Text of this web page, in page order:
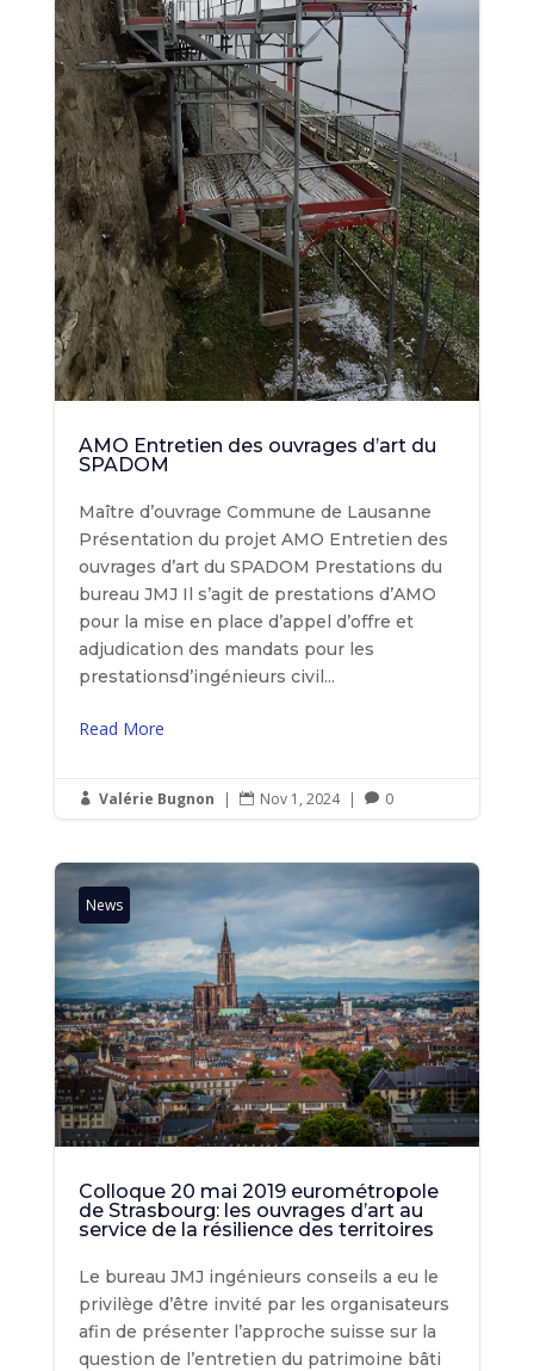
AMO Entretien des ouvrages d’art du
SPADOM
Maître d’ouvrage Commune de Lausanne
Présentation du projet AMO Entretien des
ouvrages d’art du SPADOM Prestations du
bureau JMJ Il s’agit de prestations d’AMO
pour la mise en place d’appel d’offre et
adjudication des mandats pour les
prestationsd’ingénieurs civil...
Read More
 Valérie Bugnon |  Nov 1, 2024 |  0
News
Colloque 20 mai 2019 eurométropole
de Strasbourg: les ouvrages d’art au
service de la résilience des territoires
Le bureau JMJ ingénieurs conseils a eu le
privilège d’être invité par les organisateurs
afin de présenter l’approche suisse sur la
question de l’entretien du patrimoine bâti